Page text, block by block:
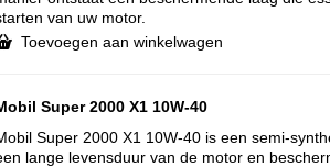
van uw motor.
Toevoegen aan winkelwagen
Super 2000 X1 10W-40
Super 2000 X1 10W-40 is een semi-
lange levensduur van de motor en